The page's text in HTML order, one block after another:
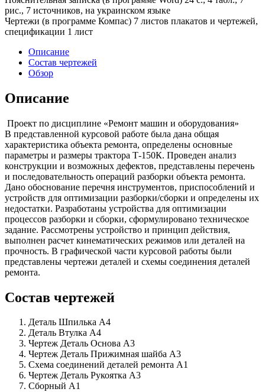
рис., 7 источников, на украинском языке
Чертежи (в программе Компас) 7 листов плакатов и чертежей,
спецификации 1 лист
Описание
Состав чертежей
Обзор
Описание
Проект по дисциплине «Ремонт машин и оборудования»
В представленной курсовой работе была дана общая
характеристика объекта ремонта, определены основные
параметры и размеры трактора Т-150К. Проведен анализ
конструкции и возможных дефектов, представлены перечень
и последовательность операций разборки объекта ремонта.
Дано обоснование перечня инструментов, приспособлений и
устройств для оптимизации разборки/сборки и определены их
недостатки. Разработаны устройства для оптимизации
процессов разборки и сборки, сформулировано техническое
задание. Рассмотрены устройство и принцип действия,
выполнен расчет кинематических режимов или деталей на
прочность. В графической части курсовой работы были
представлены чертежи деталей и схемы соединения деталей
ремонта.
Состав чертежей
Деталь Шпилька А4
Деталь Втулка А4
Чертеж Деталь Основа А3
Чертеж Деталь Прижимная шайба А3
Схема соединений деталей ремонта А1
Чертеж Деталь Рукоятка А3
Сборный А1